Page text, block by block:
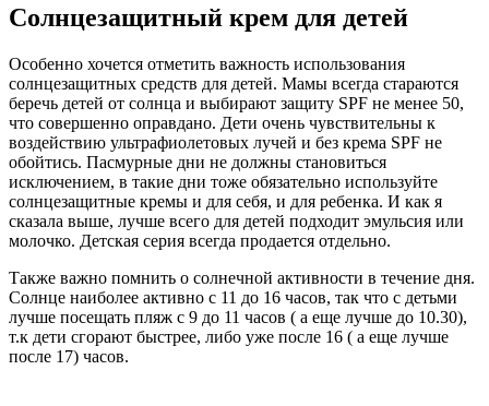
Солнцезащитный крем для детей
Особенно хочется отметить важность использования
солнцезащитных средств для детей. Мамы всегда стараются
беречь детей от солнца и выбирают защиту SPF не менее 50,
что совершенно оправдано. Дети очень чувствительны к
воздействию ультрафиолетовых лучей и без крема SPF не
обойтись. Пасмурные дни не должны становиться
исключением, в такие дни тоже обязательно используйте
солнцезащитные кремы и для себя, и для ребенка. И как я
сказала выше, лучше всего для детей подходит эмульсия или
молочко. Детская серия всегда продается отдельно.
Также важно помнить о солнечной активности в течение дня.
Солнце наиболее активно с 11 до 16 часов, так что с детьми
лучше посещать пляж с 9 до 11 часов ( а еще лучше до 10.30),
т.к дети сгорают быстрее, либо уже после 16 ( а еще лучше
после 17) часов.